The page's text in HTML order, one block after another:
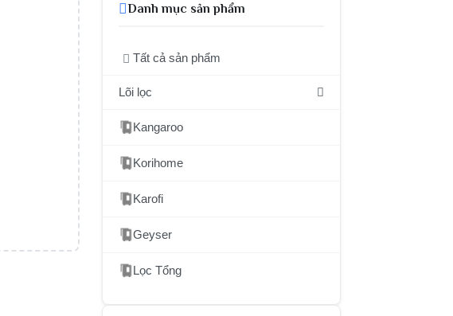
Danh mục sản phẩm
Tất cả sản phẩm
Lõi lọc
Kangaroo
Korihome
Karofi
Geyser
Lọc Tổng